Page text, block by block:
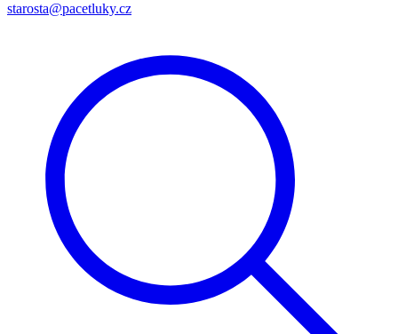
starosta@pacetluky.cz